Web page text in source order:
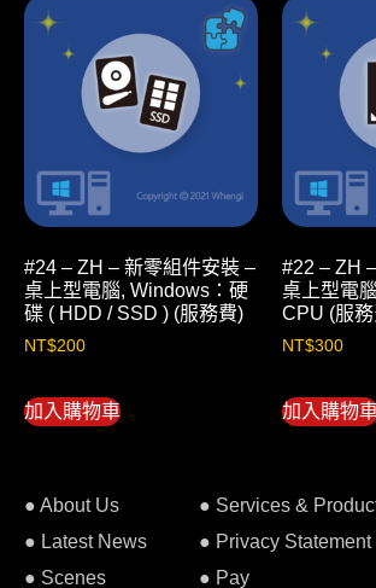
#24 – ZH – 新零組件安裝 –
桌上型電腦, Windows：硬
碟 ( HDD / SSD ) (服務費)
NT$200
加入購物車
#22 – ZH
桌上型電
CPU (服
NT$300
加入購物
● About Us
● Latest News
● Scenes
● Services &
● Privacy Statement
● Pay